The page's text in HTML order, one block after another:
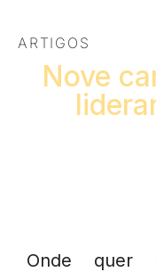
ARTIGOS
Nove
Onde quer